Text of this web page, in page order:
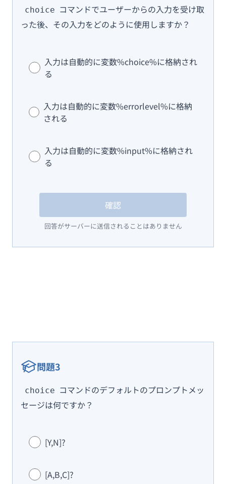
choice コマンドでユーザーからの入力を受け取
った後、その入力をどのように使用しますか？
入力は自動的に変数%choice%に格納され
る
入力は自動的に変数%errorlevel%に格納
される
入力は自動的に変数%input%に格納され
る
確認
回答がサーバーに送信されることはありません
問題3
choice コマンドのデフォルトのプロンプトメッ
セージは何ですか？
[Y,N]?
[A,B,C]?